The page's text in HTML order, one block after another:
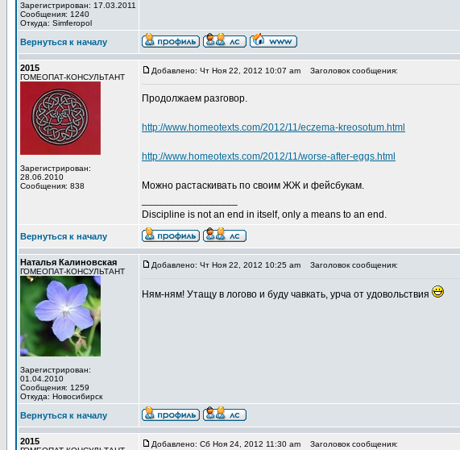
Зарегистрирован: 17.03.2011
Сообщения: 1240
Откуда: Simferopol
Вернуться к началу
2015
ГОМЕОПАТ-КОНСУЛЬТАНТ
Зарегистрирован:
28.06.2010
Сообщения: 838
Добавлено: Чт Ноя 22, 2012 10:07 am Заголовок сообщения:
Продолжаем разговор.
http://www.homeotexts.com/2012/11/eczema-kreosotum.html
http://www.homeotexts.com/2012/11/worse-after-eggs.html
Можно растаскивать по своим ЖЖ и фейсбукам.
Discipline is not an end in itself, only a means to an end.
Вернуться к началу
Наталья Калиновская
ГОМЕОПАТ-КОНСУЛЬТАНТ
Зарегистрирован:
01.04.2010
Сообщения: 1259
Откуда: Новосибирск
Добавлено: Чт Ноя 22, 2012 10:25 am Заголовок сообщения:
Ням-ням! Утащу в логово и буду чавкать, урча от удовольствия
Вернуться к началу
2015 Добавлено: Сб Ноя 24, 2012 11:30 am Заголовок сообщения: